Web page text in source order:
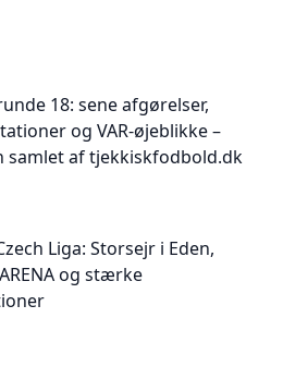
18: sene afgørelser,
og VAR-øjeblikke –
samlet af tjekkiskfodbold.dk
Liga: Storsejr i Eden,
og stærke